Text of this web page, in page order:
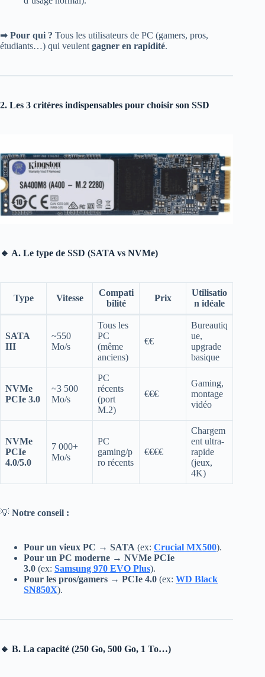
➡ Pour qui ? Tous les utilisateurs de PC (gamers, pros,
étudiants…) qui veulent gagner en rapidité.
2. Les 3 critères indispensables pour choisir son SSD
🔹 A. Le type de SSD (SATA vs NVMe)
Type Vitesse
Compati
bilité
Prix
Utilisatio
n idéale
SATA
III
~550
Mo/s
Tous les
PC
(même
anciens)
€€
Bureautiq
ue,
upgrade
basique
NVMe
PCIe 3.0
~3 500
Mo/s
PC
récents
(port
M.2)
€€€
Gaming,
montage
vidéo
NVMe
PCIe
4.0/5.0
7 000+
Mo/s
PC
gaming/p
ro récents
€€€€
Chargem
ent ultra-
rapide
(jeux,
4K)
💡 Notre conseil :
Pour un vieux PC → SATA (ex: Crucial MX500).
Pour un PC moderne → NVMe PCIe
3.0 (ex: Samsung 970 EVO Plus).
Pour les pros/gamers → PCIe 4.0 (ex: WD Black
SN850X).
🔹 B. La capacité (250 Go, 500 Go, 1 To…)